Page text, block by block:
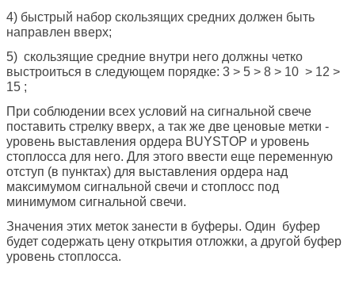
4) быстрый набор скользящих средних должен быть
направлен вверх;
5) скользящие средние внутри него должны четко
выстроиться в следующем порядке: 3 > 5 > 8 > 10 > 12 >
15 ;
При соблюдении всех условий на сигнальной свече
поставить стрелку вверх, а так же две ценовые метки -
уровень выставления ордера BUYSTOP и уровень
стоплосса для него. Для этого ввести еще переменную
отступ (в пунктах) для выставления ордера над
максимумом сигнальной свечи и стоплосс под
минимумом сигнальной свечи.
Значения этих меток занести в буферы. Один буфер
будет содержать цену открытия отложки, а другой буфер
уровень стоплосса.